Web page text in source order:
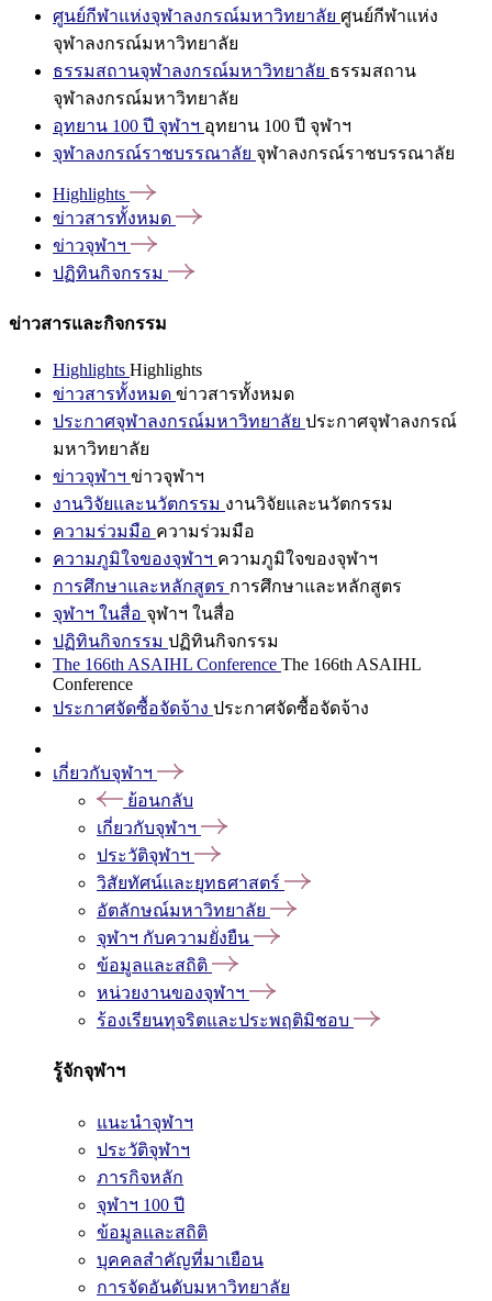
ศูนย์กีฬาแห่งจุฬาลงกรณ์มหาวิทยาลัย ศูนย์กีฬาแห่ง
จุฬาลงกรณ์มหาวิทยาลัย
ธรรมสถานจุฬาลงกรณ์มหาวิทยาลัย ธรรมสถาน
จุฬาลงกรณ์มหาวิทยาลัย
อุทยาน 100 ปี จุฬาฯ อุทยาน 100 ปี จุฬาฯ
จุฬาลงกรณ์ราชบรรณาลัย จุฬาลงกรณ์ราชบรรณาลัย
Highlights
ข่าวสารทั้งหมด
ข่าวจุฬาฯ
ปฏิทินกิจกรรม
ข่าวสารและกิจกรรม
Highlights Highlights
ข่าวสารทั้งหมด ข่าวสารทั้งหมด
ประกาศจุฬาลงกรณ์มหาวิทยาลัย ประกาศจุฬาลงกรณ์
มหาวิทยาลัย
ข่าวจุฬาฯ ข่าวจุฬาฯ
งานวิจัยและนวัตกรรม งานวิจัยและนวัตกรรม
ความร่วมมือ ความร่วมมือ
ความภูมิใจของจุฬาฯ ความภูมิใจของจุฬาฯ
การศึกษาและหลักสูตร การศึกษาและหลักสูตร
จุฬาฯ ในสื่อ จุฬาฯ ในสื่อ
ปฏิทินกิจกรรม ปฏิทินกิจกรรม
The 166th ASAIHL Conference The 166th ASAIHL
Conference
ประกาศจัดซื้อจัดจ้าง ประกาศจัดซื้อจัดจ้าง
เกี่ยวกับจุฬาฯ
ย้อนกลับ
เกี่ยวกับจุฬาฯ
ประวัติจุฬาฯ
วิสัยทัศน์และยุทธศาสตร์
อัตลักษณ์มหาวิทยาลัย
จุฬาฯ กับความยั่งยืน
ข้อมูลและสถิติ
หน่วยงานของจุฬาฯ
ร้องเรียนทุจริตและประพฤติมิชอบ
รู้จักจุฬาฯ
แนะนำจุฬาฯ
ประวัติจุฬาฯ
ภารกิจหลัก
จุฬาฯ 100 ปี
ข้อมูลและสถิติ
บุคคลสำคัญที่มาเยือน
การจัดอันดับมหาวิทยาลัย